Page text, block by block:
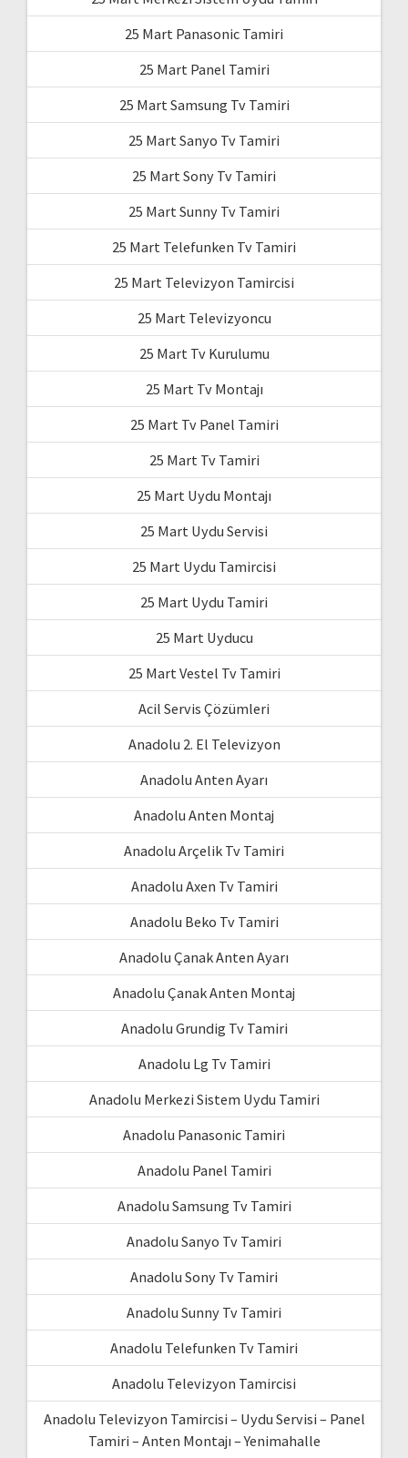
25 Mart Panasonic Tamiri
25 Mart Panel Tamiri
25 Mart Samsung Tv Tamiri
25 Mart Sanyo Tv Tamiri
25 Mart Sony Tv Tamiri
25 Mart Sunny Tv Tamiri
25 Mart Telefunken Tv Tamiri
25 Mart Televizyon Tamircisi
25 Mart Televizyoncu
25 Mart Tv Kurulumu
25 Mart Tv Montajı
25 Mart Tv Panel Tamiri
25 Mart Tv Tamiri
25 Mart Uydu Montajı
25 Mart Uydu Servisi
25 Mart Uydu Tamircisi
25 Mart Uydu Tamiri
25 Mart Uyducu
25 Mart Vestel Tv Tamiri
Acil Servis Çözümleri
Anadolu 2. El Televizyon
Anadolu Anten Ayarı
Anadolu Anten Montaj
Anadolu Arçelik Tv Tamiri
Anadolu Axen Tv Tamiri
Anadolu Beko Tv Tamiri
Anadolu Çanak Anten Ayarı
Anadolu Çanak Anten Montaj
Anadolu Grundig Tv Tamiri
Anadolu Lg Tv Tamiri
Anadolu Merkezi Sistem Uydu Tamiri
Anadolu Panasonic Tamiri
Anadolu Panel Tamiri
Anadolu Samsung Tv Tamiri
Anadolu Sanyo Tv Tamiri
Anadolu Sony Tv Tamiri
Anadolu Sunny Tv Tamiri
Anadolu Telefunken Tv Tamiri
Anadolu Televizyon Tamircisi
Anadolu Televizyon Tamircisi – Uydu Servisi – Panel
Tamiri – Anten Montajı – Yenimahalle